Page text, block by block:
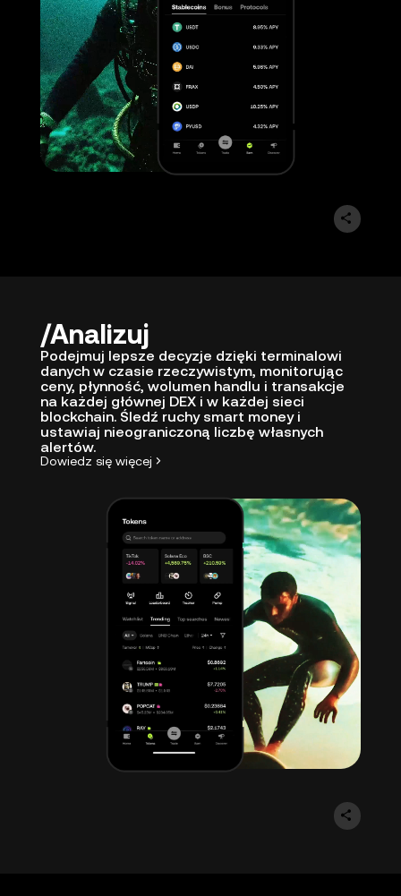
Analizuj
Podejmuj lepsze decyzje dzięki terminalowi
danych w czasie rzeczywistym, monitorując
ceny, płynność, wolumen handlu i transakcje
na każdej głównej DEX i w każdej sieci
blockchain. Śledź ruchy smart money i
ustawiaj nieograniczoną liczbę własnych
alertów.
Dowiedz się więcej